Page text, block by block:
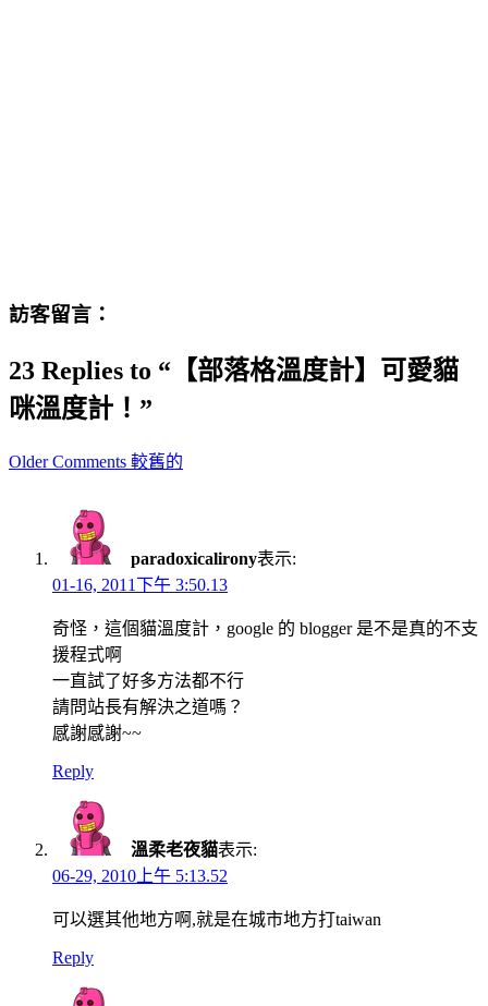
訪客留言：
23 Replies to “【部落格溫度計】可愛貓
咪溫度計！”
Comment
Older Comments 較舊的
paradoxicalirony表示:
01-16, 2011下午 3:50.13
奇怪，這個貓溫度計，google 的 blogger 是不是真的不支
援程式啊
一直試了好多方法都不行
請問站長有解決之道嗎？
感謝感謝~~
Reply
溫柔老夜貓表示:
06-29, 2010上午 5:13.52
可以選其他地方啊,就是在城市地方打taiwan
Reply